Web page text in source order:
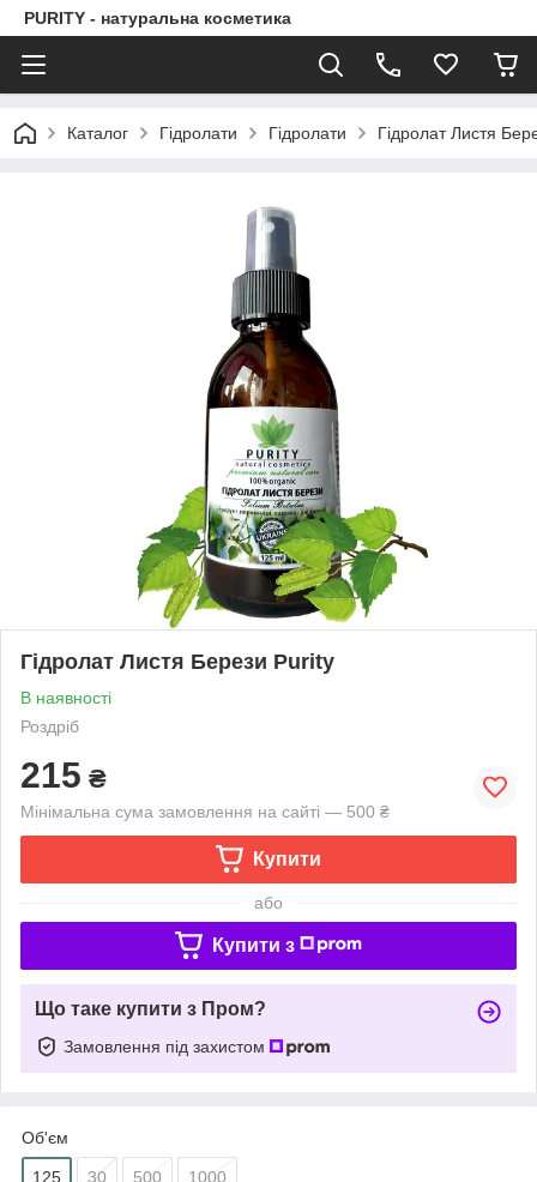
PURITY - натуральна косметика
Каталог Гідролати Гідролати Гідролат Листя
Гідролат Листя Берези Purity
В наявності
Роздріб
215 ₴
Мінімальна сума замовлення на сайті — 500 ₴
Купити
або
Купити з
Що таке купити з Пром?
Замовлення під захистом
Об'єм
125 30 500 1000